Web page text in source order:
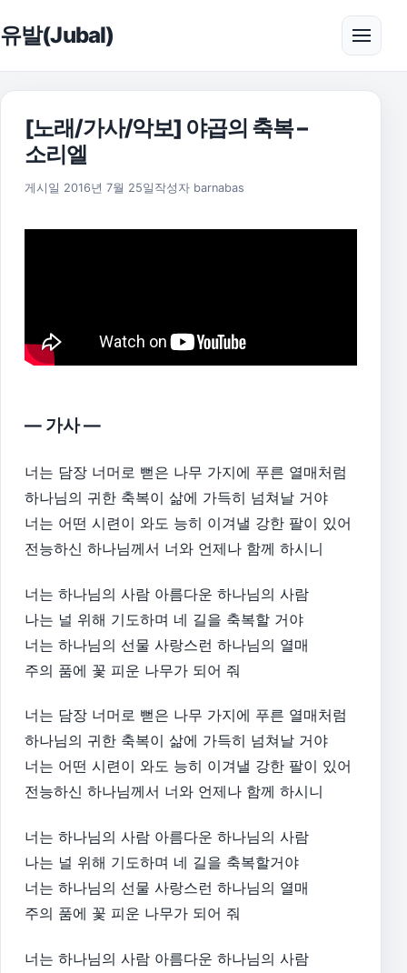
유발(Jubal) 메뉴
[노래/가사/악보] 야곱의 축복 –
소리엘
게시일 2016년 7월 25일 2025년 11월 18일
작성자 barnabas
— 가사 —
너는 담장 너머로 뻗은 나무 가지에 푸른 열매처럼
하나님의 귀한 축복이 삶에 가득히 넘쳐날 거야
너는 어떤 시련이 와도 능히 이겨낼 강한 팔이 있어
전능하신 하나님께서 너와 언제나 함께 하시니
너는 하나님의 사람 아름다운 하나님의 사람
나는 널 위해 기도하며 네 길을 축복할 거야
너는 하나님의 선물 사랑스런 하나님의 열매
주의 품에 꽃 피운 나무가 되어 줘
너는 담장 너머로 뻗은 나무 가지에 푸른 열매처럼
하나님의 귀한 축복이 삶에 가득히 넘쳐날 거야
너는 어떤 시련이 와도 능히 이겨낼 강한 팔이 있어
전능하신 하나님께서 너와 언제나 함께 하시니
너는 하나님의 사람 아름다운 하나님의 사람
나는 널 위해 기도하며 네 길을 축복할거야
너는 하나님의 선물 사랑스런 하나님의 열매
주의 품에 꽃 피운 나무가 되어 줘
너는 하나님의 사람 아름다운 하나님의 사람